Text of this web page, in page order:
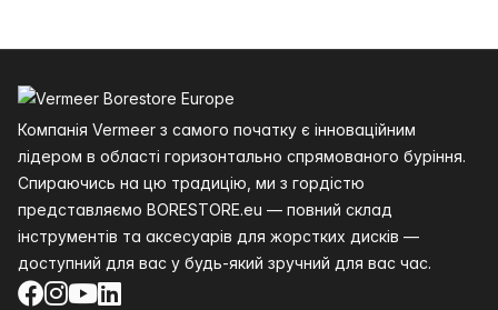
Компанія Vermeer з самого початку є інноваційним
лідером в області горизонтально спрямованого буріння.
Спираючись на цю традицію, ми з гордістю
представляємо BORESTORE.eu — повний склад
інструментів та аксесуарів для жорстких дисків —
доступний для вас у будь-який зручний для вас час.
Facebook
Instagram
YouTube
LinkedIn